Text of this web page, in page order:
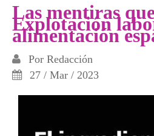
Las mentiras
Explotación
alimentación
Por Redacción
27 / Mar / 2023